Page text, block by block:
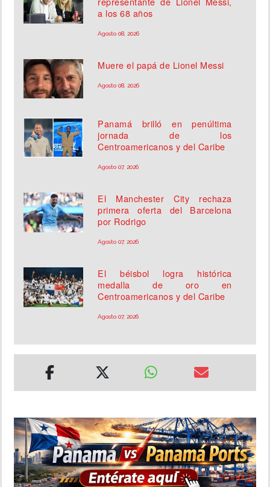
a los 68 años
Agosto 08, 2026
Muere el papá de Lionel Messi
Agosto 08, 2026
Panamá brilló en penúltima
jornada de los
Centroamericanos y del Caribe
Agosto 07, 2026
El Manchester City rechaza
primera oferta del Barcelona
por Rodrigo
Agosto 07, 2026
El béisbol logra histórica
medalla de oro en
Centroamericanos y del Caribe
Agosto 07, 2026